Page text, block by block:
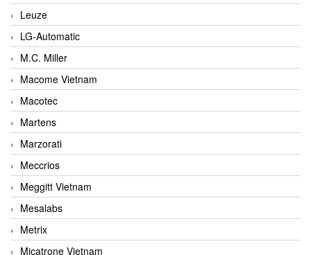
Leuze
LG-Automatic
M.C. Miller
Macome Vietnam
Macotec
Martens
Marzorati
Meccrios
Meggitt Vietnam
Mesalabs
Metrix
Micatrone Vietnam